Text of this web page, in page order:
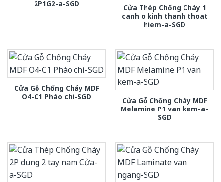
2P1G2-a-SGD
Cửa Thép Chống Cháy 1
canh o kinh thanh thoat
hiem-a-SGD
Cửa Gỗ Chống Cháy MDF
O4-C1 Phào chi-SGD
Cửa Gỗ Chống Cháy MDF
Melamine P1 van kem-a-
SGD